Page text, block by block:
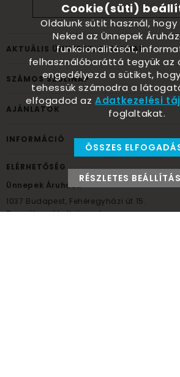
AKTUÁLIS ÜNNEPEK, ALKALMAK
SZÁMOS SZÜLINAP
AJÁNLATOK
INFORMÁCIÓ
ELÉRHETŐSÉG
Ünnepek Áruháza
1037 Budapest, Fehéregyházi út 15.
Személyes átvételi pont
Cookie(süti)
Oldalunk sütit használ,
Neked az Ünnepek
funkcionalitását,
felhasználóbaráttá tegyük az
engedélyezd a sütiket,
tehessük számodra a
elfogadod azAdatkezelési
foglaltakat.
ÖSSZES
RÉSZLETES